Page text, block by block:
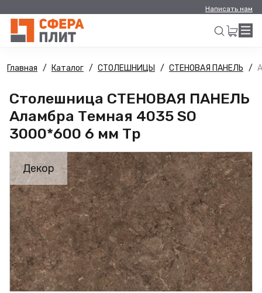
Написать нам
Искать
Главная Каталог СТОЛЕШНИЦЫ СТЕНОВАЯ ПАНЕЛЬ
Столешница СТЕНОВАЯ ПАНЕЛЬ
Аламбра Темная 4035 SO
3000*600 6 мм Тр
Декор